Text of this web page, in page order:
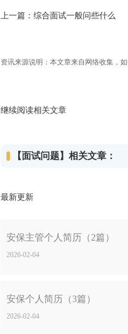
上一篇： 综合面试一般问些什么
资讯来源说明：本文章来自网络收集，
继续阅读相关文章
【面试问题】相关文章：
最新更新
安保主管个人简历（2篇）
2026-02-04
安保个人简历（3篇）
2026-02-04